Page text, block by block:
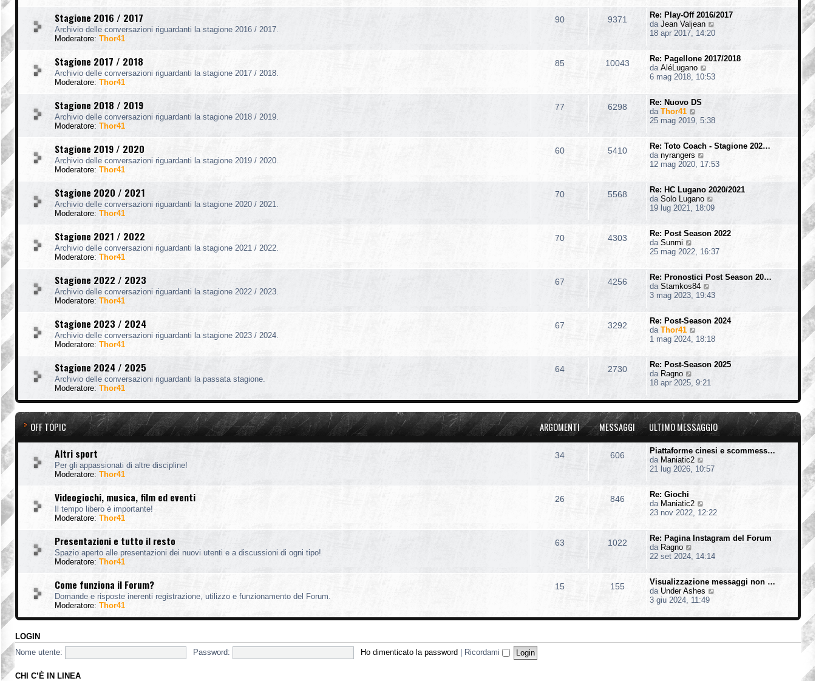
o
s
a
g
g
o
m
o
m
e
s
a
g
g
i
u
l
t
m
o
m
e
s
a
g
g
o
Stagione 2016 / 2017
Archivio delle conversazioni riguardanti la stagione 2016 / 2017.
Moderatore: Thor41
90 9371
Re: Play-Off 2016/2017
da Jean Valjean
e
u
t
e
s
a
g
g
o
18 apr 2017, 14:20
Stagione 2017 / 2018
Archivio delle conversazioni riguardanti la stagione 2017 / 2018.
Moderatore: Thor41
85 10043
Re: Pagellone 2017/2018
da AléLugano
e
i
t
m
o
e
s
a
g
g
o
6 mag 2018, 10:53
Stagione 2018 / 2019
Archivio delle conversazioni riguardanti la stagione 2018 / 2019.
Moderatore: Thor41
77 6298
Re: Nuovo DS
da Thor41
e
i
u
t
m
o
m
e
a
g
o
25 mag 2019, 5:38
Stagione 2019 / 2020
Archivio delle conversazioni riguardanti la stagione 2019 / 2020.
Moderatore: Thor41
60 5410
Re: Toto Coach - Stagione 202…
da nyrangers
e
i
u
t
m
o
e
s
a
g
g
o
12 mag 2020, 17:53
Stagione 2020 / 2021
Archivio delle conversazioni riguardanti la stagione 2020 / 2021.
Moderatore: Thor41
70 5568
Re: HC Lugano 2020/2021
da Solo Lugano
e
u
t
o
e
s
a
g
g
o
19 lug 2021, 18:09
Stagione 2021 / 2022
Archivio delle conversazioni riguardanti la stagione 2021 / 2022.
Moderatore: Thor41
70 4303
Re: Post Season 2022
da Sunmi
e
i
u
l
t
m
o
m
e
a
g
g
o
25 mag 2022, 16:37
Stagione 2022 / 2023
Archivio delle conversazioni riguardanti la stagione 2022 / 2023.
Moderatore: Thor41
67 4256
Re: Pronostici Post Season 20…
da Stamkos84
e
i
u
t
m
o
e
s
a
g
g
i
o
3 mag 2023, 19:43
Stagione 2023 / 2024
Archivio delle conversazioni riguardanti la stagione 2023 / 2024.
Moderatore: Thor41
67 3292
Re: Post-Season 2024
da Thor41
e
i
u
t
m
o
m
e
s
a
g
i
1 mag 2024, 18:18
Stagione 2024 / 2025
Archivio delle conversazioni riguardanti la passata stagione.
Moderatore: Thor41
64 2730
Re: Post-Season 2025
da Ragno
e
i
l
t
o
m
e
a
g
g
o
18 apr 2025, 9:21
OFF TOPIC ARGOMENTI MESSAGGI ULTIMO MESSAGGIO
Altri sport
Per gli appassionati di altre discipline!
Moderatore: Thor41
34 606
Piattaforme cinesi e scommess…
da Maniatic2
e
t
m
o
e
a
g
g
o
21 lug 2026, 10:57
Videogiochi, musica, film ed eventi
Il tempo libero è importante!
Moderatore: Thor41
26 846
Re: Giochi
da Maniatic2
e
u
t
m
o
m
e
s
23 nov 2022, 12:22
Presentazioni e tutto il resto
Spazio aperto alle presentazioni dei nuovi utenti e a discussioni di ogni tipo!
Moderatore: Thor41
63 1022
Re: Pagina Instagram del Forum
da Ragno
e
i
u
l
t
m
22 set 2024, 14:14
Come funziona il Forum?
Domande e risposte inerenti registrazione, utilizzo e funzionamento del Forum.
Moderatore: Thor41
15 155
Visualizzazione messaggi non …
da Under Ashes
i
t
3 giu 2024, 11:49
LOGIN
Nome utente: Password: Ho dimenticato la password Ricordami
CHI C’È IN LINEA